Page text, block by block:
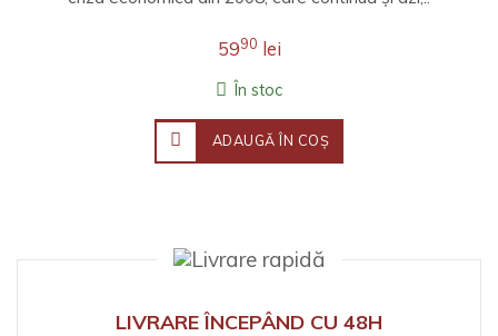
5990 lei
În stoc
ADAUGĂ ÎN COŞ
LIVRARE ÎNCEPÂND CU 48H